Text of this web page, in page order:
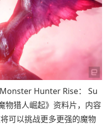
Hunter Rise： Su
物猎人崛起》资料片，内容
可以挑战更多更强的魔物